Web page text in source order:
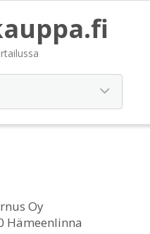
Oy
Hämeenlinna